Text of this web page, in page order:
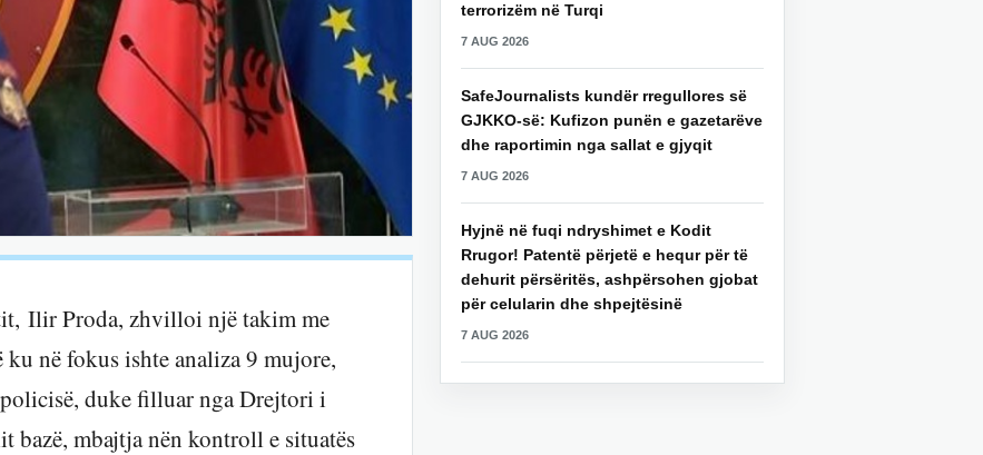
Ilir Proda, zhvilloi një takim me
në fokus ishte analiza 9 mujore,
duke filluar nga Drejtori i
mbajtja nën kontroll e situatës
terrorizëm në Turqi
7 AUG 2026
SafeJournalists kundër rregullores së
GJKKO-së: Kufizon punën e gazetarëve
dhe raportimin nga sallat e gjyqit
7 AUG 2026
Hyjnë në fuqi ndryshimet e Kodit
Rrugor! Patentë përjetë e hequr për të
dehurit përsëritës, ashpërsohen gjobat
për celularin dhe shpejtësinë
7 AUG 2026